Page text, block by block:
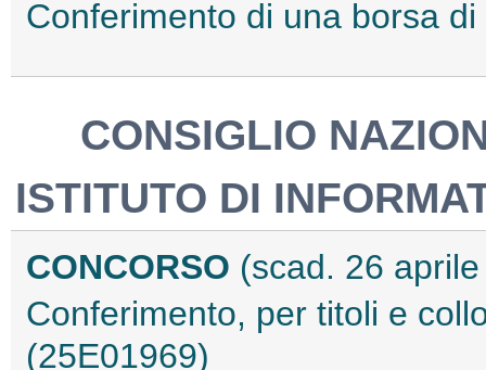
Conferimento di una borsa
CONSIGLIO
ISTITUTO DI
CONCORSO (scad. 26
Conferimento, per titoli e
(25E01969)